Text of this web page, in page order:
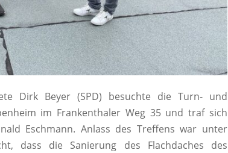
Dirk Beyer (SPD) besuchte die Turn- und
im Frankenthaler Weg 35 und traf sich
Eschmann. Anlass des Treffens war unter
dass die Sanierung des Flachdaches des